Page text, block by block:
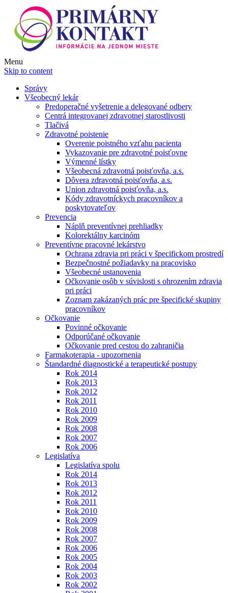
Menu
Skip to content
Správy
Všeobecný lekár
Predoperačné vyšetrenie a delegované odbery
Centrá integrovanej zdravotnej starostlivosti
Tlačivá
Zdravotné poistenie
Overenie poistného vzťahu pacienta
Vykazovanie pre zdravotné poisťovne
Výmenné lístky
Všeobecná zdravotná poisťovňa, a.s.
Dôvera zdravotná poisťovňa, a.s.
Union zdravotná poisťovňa, a.s.
Kódy zdravotníckych pracovníkov a
poskytovateľov
Prevencia
Náplň preventívnej prehliadky
Kolorektálny karcinóm
Preventívne pracovné lekárstvo
Ochrana zdravia pri práci v špecifickom prostredí
Bezpečnostné požiadavky na pracovisko
Všeobecné ustanovenia
Očkovanie osôb v súvislosti s ohrozením zdravia
pri práci
Zoznam zakázaných prác pre špecifické skupiny
pracovníkov
Očkovanie
Povinné očkovanie
Odporúčané očkovanie
Očkovanie pred cestou do zahraničia
Farmakoterapia - upozornenia
Štandardné diagnostické a terapeutické postupy
Rok 2014
Rok 2013
Rok 2012
Rok 2011
Rok 2010
Rok 2009
Rok 2008
Rok 2007
Rok 2006
Legislatíva
Legislatíva spolu
Rok 2014
Rok 2013
Rok 2012
Rok 2011
Rok 2010
Rok 2009
Rok 2008
Rok 2007
Rok 2006
Rok 2005
Rok 2004
Rok 2003
Rok 2002